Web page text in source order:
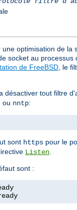
optimisation de
socket au
de FreeBSD , le
désactiver tout filtre
ou nntp:
sont https pour le
Listen
sont :